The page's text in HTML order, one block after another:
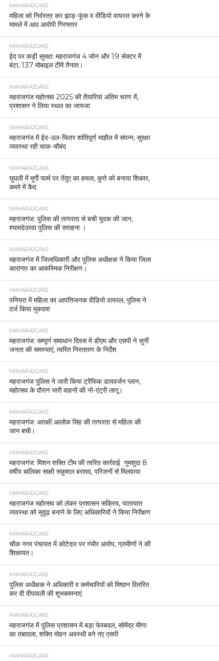
MAHARAJGANJ
महिला को निर्वस्त्र कर झाड़-फूंक व वीडियो वायरल करने के
मामले में आठ आरोपी गिरफ्तार
MAHARAJGANJ
ईद पर कड़ी सुरक्षा: महराजगंज 4 जोन और 19 सेक्टर में
बंटा, 137 मोबाइल टीमें तैनात।
MAHARAJGANJ
महराजगंज महोत्सव 2025 की तैयारियां अंतिम चरण में,
प्रशासन ने लिया स्थल का जायजा
MAHARAJGANJ
महराजगंज में ईद-उल-फितर शांतिपूर्ण माहौल में संपन्न, सुरक्षा
व्यवस्था रही चाक-चौबंद
MAHARAJGANJ
घुघली में मुर्गी फार्म पर तेंदुए का हमला, कुत्ते को बनाया शिकार,
कमरे में कैद
MAHARAJGANJ
महराजगंज: पुलिस की तत्परता से बची युवक की जान,
श्यामदेउरवा पुलिस की सराहना ।
MAHARAJGANJ
महराजगंज में जिलाधिकारी और पुलिस अधीक्षक ने किया जिला
कारागार का आकस्मिक निरीक्षण।
MAHARAJGANJ
पनियरा में महिला का आपत्तिजनक वीडियो वायरल, पुलिस ने
दर्ज किया मुकदमा
MAHARAJGANJ
महराजगंज: सम्पूर्ण समाधान दिवस में डीएम और एसपी ने सुनीं
जनता की समस्याएं, त्वरित निस्तारण के निर्देश
MAHARAJGANJ
महराजगंज पुलिस ने जारी किया ट्रैफिक डायवर्जन प्लान,
महोत्सव के दौरान भारी वाहनों की नो-एंट्री लागू।
MAHARAJGANJ
महराजगंज: आरक्षी आलोक सिंह की तत्परता से महिला की
जान बची।
MAHARAJGANJ
महराजगंज: मिशन शक्ति टीम की त्वरित कार्रवाई गुमशुदा 8
वर्षीय बालिका साक्षी सकुशल बरामद, परिजनों से मिलवाया
MAHARAJGANJ
महराजगंज महोत्सव को लेकर प्रशासन सक्रिय, यातायात
व्यवस्था को सुदृढ़ बनाने के लिए अधिकारियों ने किया निरीक्षण
MAHARAJGANJ
चौक नगर पंचायत में कोटेदार पर गंभीर आरोप, ग्रामीणों ने की
शिकायत।
MAHARAJGANJ
पुलिस अधीक्षक ने अधिकारी व कर्मचारियों को मिष्ठान वितरित
कर दी दीपावली की शुभकामनाएं
MAHARAJGANJ
महराजगंज में पुलिस प्रशासन में बड़ा फेरबदल, सोमेंद्र मीणा
का तबादला, शक्ति मोहन अवस्थी बने नए एसपी
MAHARAJGANJ